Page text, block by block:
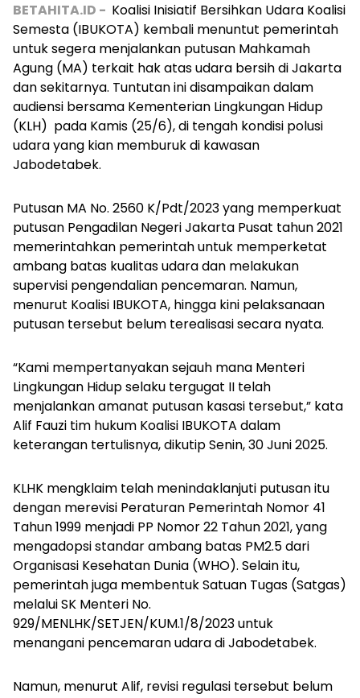
BETAHITA.ID - Koalisi Inisiatif Bersihkan Udara Koalisi
Semesta (IBUKOTA) kembali menuntut pemerintah
untuk segera menjalankan putusan Mahkamah
Agung (MA) terkait hak atas udara bersih di Jakarta
dan sekitarnya. Tuntutan ini disampaikan dalam
audiensi bersama Kementerian Lingkungan Hidup
(KLH) pada Kamis (25/6), di tengah kondisi polusi
udara yang kian memburuk di kawasan
Jabodetabek.
Putusan MA No. 2560 K/Pdt/2023 yang memperkuat
putusan Pengadilan Negeri Jakarta Pusat tahun 2021
memerintahkan pemerintah untuk memperketat
ambang batas kualitas udara dan melakukan
supervisi pengendalian pencemaran. Namun,
menurut Koalisi IBUKOTA, hingga kini pelaksanaan
putusan tersebut belum terealisasi secara nyata.
“Kami mempertanyakan sejauh mana Menteri
Lingkungan Hidup selaku tergugat II telah
menjalankan amanat putusan kasasi tersebut,” kata
Alif Fauzi tim hukum Koalisi IBUKOTA dalam
keterangan tertulisnya, dikutip Senin, 30 Juni 2025.
KLHK mengklaim telah menindaklanjuti putusan itu
dengan merevisi Peraturan Pemerintah Nomor 41
Tahun 1999 menjadi PP Nomor 22 Tahun 2021, yang
mengadopsi standar ambang batas PM2.5 dari
Organisasi Kesehatan Dunia (WHO). Selain itu,
pemerintah juga membentuk Satuan Tugas (Satgas)
melalui SK Menteri No.
929/MENLHK/SETJEN/KUM.1/8/2023 untuk
menangani pencemaran udara di Jabodetabek.
Namun, menurut Alif, revisi regulasi tersebut belum